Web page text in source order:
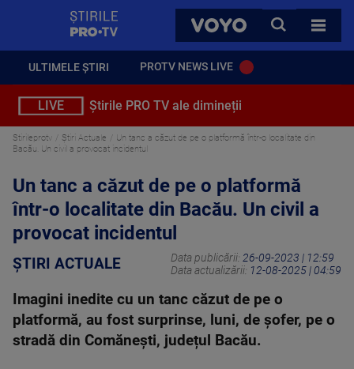
VOYO
CAUTA
TOATE
ULTIMELE ȘTIRI PROTV NEWS LIVE
LIVE Știrile PRO TV ale dimineții
Stirileprotv Știri Actuale
Un tanc a căzut de pe o platformă într-o localitate din
Bacău. Un civil a provocat incidentul
Un tanc a căzut de pe o platformă
într-o localitate din Bacău. Un civil a
provocat incidentul
ȘTIRI ACTUALE Data publicării: 26-09-2023 | 12:59
Data actualizării: 12-08-2025 | 04:59
Imagini inedite cu un tanc căzut de pe o
platformă, au fost surprinse, luni, de șofer, pe o
stradă din Comănești, județul Bacău.